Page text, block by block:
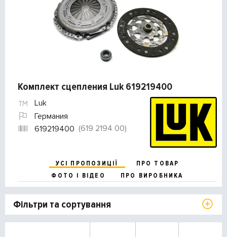
Комплект сцепления Luk 619219400
Luk
Германия
619219400 (619 2194 00)
УСІ ПРОПОЗИЦІЇ
ПРО ТОВАР
ФОТО І ВІДЕО
ПРО ВИРОБНИКА
Фільтри та сортування